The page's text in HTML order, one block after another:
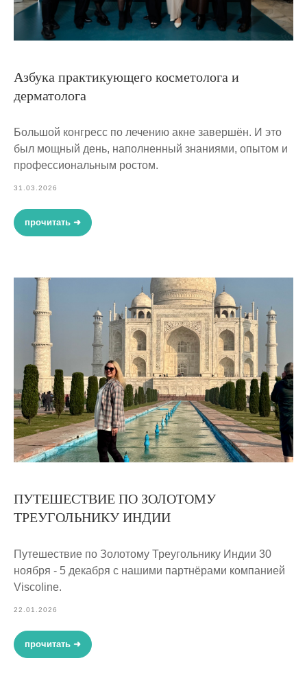
Азбука практикующего косметолога и
дерматолога
Большой конгресс по лечению акне завершён. И это
был мощный день, наполненный знаниями, опытом и
профессиональным ростом.
31.03.2026
прочитать ➜
ПУТЕШЕСТВИЕ ПО ЗОЛОТОМУ
ТРЕУГОЛЬНИКУ ИНДИИ
Путешествие по Золотому Треугольнику Индии 30
ноября - 5 декабря с нашими партнёрами компанией
Viscoline.
22.01.2026
прочитать ➜